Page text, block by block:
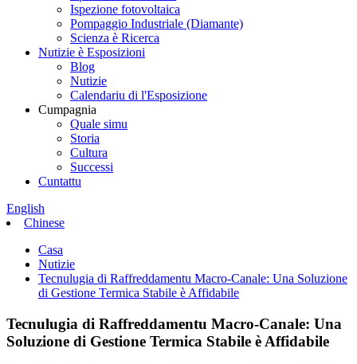
Ispezione fotovoltaica
Pompaggio Industriale (Diamante)
Scienza è Ricerca
Nutizie è Esposizioni
Blog
Nutizie
Calendariu di l'Esposizione
Cumpagnia
Quale simu
Storia
Cultura
Successi
Cuntattu
English
Chinese
Casa
Nutizie
Tecnulugia di Raffreddamentu Macro-Canale: Una Soluzione
di Gestione Termica Stabile è Affidabile
Tecnulugia di Raffreddamentu Macro-Canale: Una
Soluzione di Gestione Termica Stabile è Affidabile